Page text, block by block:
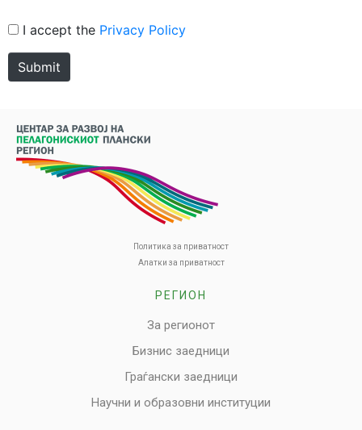
I accept the Privacy Policy
Submit
Политика за приватност
Алатки за приватност
РЕГИОН
За регионот
Бизнис заедници
Граѓански заедници
Научни и образовни институции